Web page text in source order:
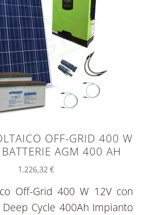
OFF-GRID 400 W
AGM 400 AH
1.226,32€
Off-Grid 400 W 12V con
Cycle 400Ah Impianto